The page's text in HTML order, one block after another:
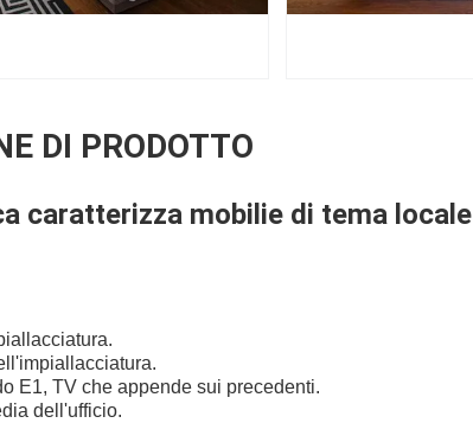
DI PRODOTTO
caratterizza mobilie di tema locale
E1, TV che appende sui precedenti.
dell'ufficio.